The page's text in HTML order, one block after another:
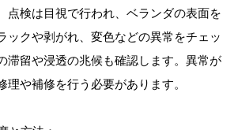
点検は目視で行われ、ベランダの表面を
ックや剥がれ、変色などの異常をチェッ
滞留や浸透の兆候も確認します。異常が
理や補修を行う必要があります。